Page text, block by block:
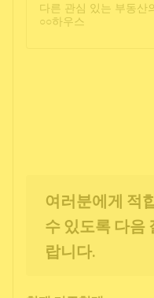
여러분에게 적
수 있도록 다음
랍니다.